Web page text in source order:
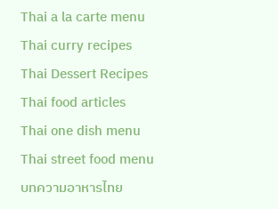
Thai a la carte menu
Thai curry recipes
Thai Dessert Recipes
Thai food articles
Thai one dish menu
Thai street food menu
บทความอาหารไทย